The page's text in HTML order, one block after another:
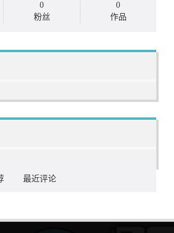
0
粉丝
0
作品
最近评论